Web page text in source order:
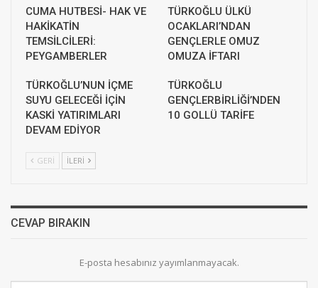
CUMA HUTBESİ- HAK VE
HAKİKATİN
TEMSİLCİLERİ:
PEYGAMBERLER
TÜRKOĞLU ÜLKÜ
OCAKLARI’NDAN
GENÇLERLE OMUZ
OMUZA İFTARI
TÜRKOĞLU’NUN İÇME
SUYU GELECEĞİ İÇİN
KASKİ YATIRIMLARI
DEVAM EDİYOR
TÜRKOĞLU
GENÇLERBİRLİĞİ’NDEN
10 GOLLÜ TARİFE
GERI İLERI
CEVAP BIRAKIN
E-posta hesabınız yayımlanmayacak.